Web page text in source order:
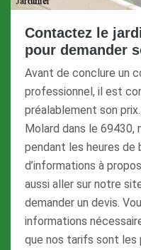
Contactez le
pour demander
Avant de conclure un
professionnel, il est
préalablement son
Molard dans le
pendant les heures de
d’informations à
aussi aller sur notre
demander un devis.
informations
que nos tarifs sont les